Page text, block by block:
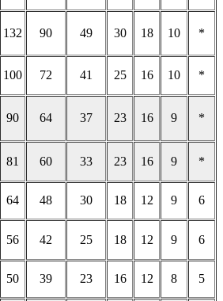
132 90 49 30 18 10 *
100 72 41 25 16 10 *
90 64 37 23 16 9 *
81 60 33 23 16 9 *
64 48 30 18 12 9 6
56 42 25 18 12 9 6
50 39 23 16 12 8 5